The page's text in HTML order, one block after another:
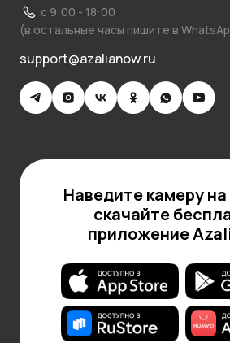
с 9:00 - 18:00
(в остальные часы пишите в
support@azalianow.ru
Наведите камеру на
скачайте
приложение